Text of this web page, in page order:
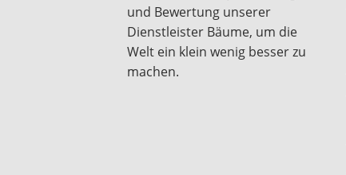
und Bewertung unserer
Dienstleister Bäume, um die
Welt ein klein wenig besser zu
machen.